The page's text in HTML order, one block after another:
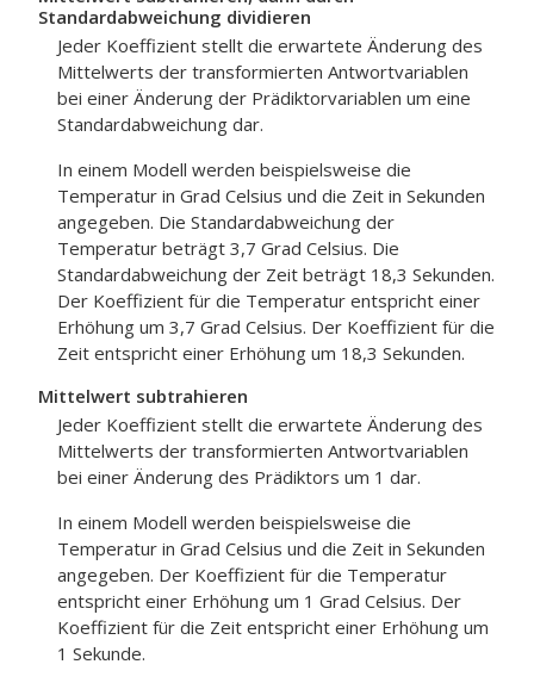
Standardabweichung dividieren
Jeder Koeffizient stellt die erwartete Änderung des
Mittelwerts der transformierten Antwortvariablen
bei einer Änderung der Prädiktorvariablen um eine
Standardabweichung dar.
In einem Modell werden beispielsweise die
Temperatur in Grad Celsius und die Zeit in Sekunden
angegeben. Die Standardabweichung der
Temperatur beträgt 3,7 Grad Celsius. Die
Standardabweichung der Zeit beträgt 18,3 Sekunden.
Der Koeffizient für die Temperatur entspricht einer
Erhöhung um 3,7 Grad Celsius. Der Koeffizient für die
Zeit entspricht einer Erhöhung um 18,3 Sekunden.
Mittelwert subtrahieren
Jeder Koeffizient stellt die erwartete Änderung des
Mittelwerts der transformierten Antwortvariablen
bei einer Änderung des Prädiktors um 1 dar.
In einem Modell werden beispielsweise die
Temperatur in Grad Celsius und die Zeit in Sekunden
angegeben. Der Koeffizient für die Temperatur
entspricht einer Erhöhung um 1 Grad Celsius. Der
Koeffizient für die Zeit entspricht einer Erhöhung um
1 Sekunde.